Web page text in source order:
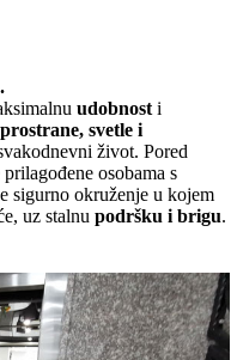
udobnost i
svetle i
život. Pored
osobama s
sigurno okruženje u kojem
uz stalnupodršku i brigu.